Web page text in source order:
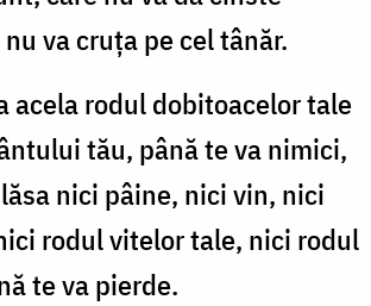
va cruţa pe cel tânăr.
acela rodul dobitoacelor tale
tău, până te va nimici,
nici pâine, nici vin, nici
rodul vitelor tale, nici rodul
te va pierde.